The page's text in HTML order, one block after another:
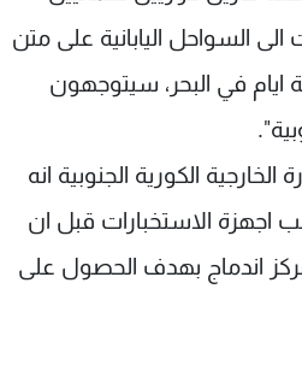
الى السواحل اليابانية على متن
في البحر، سيتوجهون
الكورية الجنوبية انه
اجهزة الاستخبارات قبل ان
اندماج بهدف الحصول على
وظائف
تواصل معنا
شروط الإسـتخدام
سياسة الخصوصية